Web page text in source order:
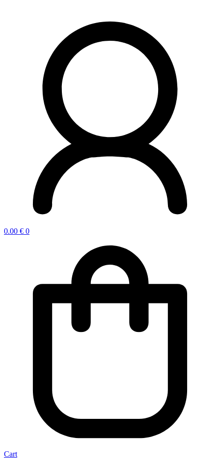
0.00 € 0
Cart